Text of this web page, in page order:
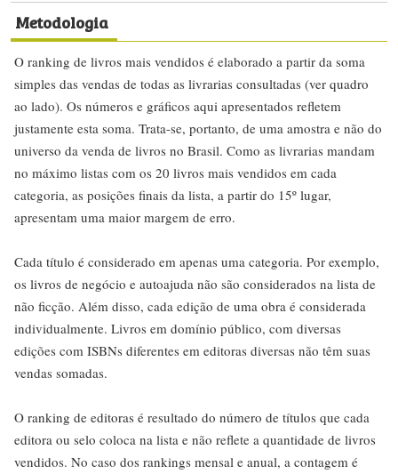
Metodologia
O ranking de livros mais vendidos é elaborado a partir da soma
simples das vendas de todas as livrarias consultadas (ver quadro
ao lado). Os números e gráficos aqui apresentados refletem
justamente esta soma. Trata-se, portanto, de uma amostra e não do
universo da venda de livros no Brasil. Como as livrarias mandam
no máximo listas com os 20 livros mais vendidos em cada
categoria, as posições finais da lista, a partir do 15º lugar,
apresentam uma maior margem de erro.
Cada título é considerado em apenas uma categoria. Por exemplo,
os livros de negócio e autoajuda não são considerados na lista de
não ficção. Além disso, cada edição de uma obra é considerada
individualmente. Livros em domínio público, com diversas
edições com ISBNs diferentes em editoras diversas não têm suas
vendas somadas.
O ranking de editoras é resultado do número de títulos que cada
editora ou selo coloca na lista e não reflete a quantidade de livros
vendidos. No caso dos rankings mensal e anual, a contagem é